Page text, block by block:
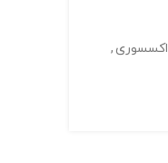
اکسسوری ,